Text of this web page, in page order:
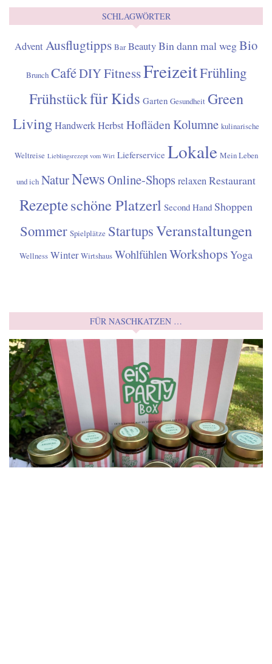
SCHLAGWÖRTER
Advent Ausflugtipps Bar BeautyBin dann mal wegBio
Brunch CaféDIYFitnessFreizeitFrühling
Frühstückfür Kids Garten Gesundheit Green
LivingHandwerkHerbstHoflädenKolumne kulinarische
Weltreise Lieblingsrezept vom Wirt Lieferservice Lokale Mein Leben
und ich NaturNewsOnline-Shops relaxenRestaurant
Rezepteschöne Platzerl Second Hand Shoppen
Sommer Spielplätze StartupsVeranstaltungen
Wellness Winter Wirtshaus Wohlfühlen WorkshopsYoga
FÜR NASCHKATZEN …